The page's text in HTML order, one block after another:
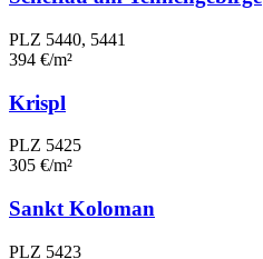
PLZ 5440, 5441
394 €/m²
Krispl
PLZ 5425
305 €/m²
Sankt Koloman
PLZ 5423